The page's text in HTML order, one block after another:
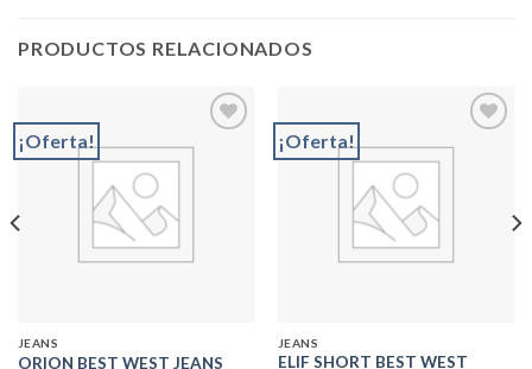
PRODUCTOS RELACIONADOS
¡Oferta!
JEANS
ORION BEST WEST JEANS
¡Oferta!
JEANS
ELIF SHORT BEST WEST